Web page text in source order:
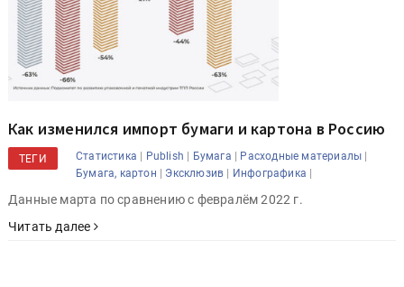
Как изменился импорт бумаги и картона в Россию
ТЕГИ Статистика | Publish | Бумага | Расходные материалы |
Бумага, картон | Эксклюзив | Инфографика |
Данные марта по сравнению с февралём 2022 г.
Читать далее